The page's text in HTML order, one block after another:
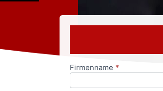
Anfrageformular
Firmenname *